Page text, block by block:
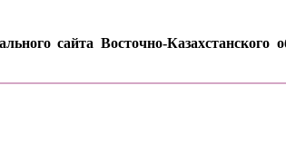
сайта Восточно-Казахстанского